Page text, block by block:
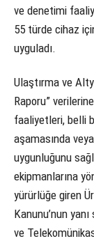
ve denetimi
55 türde cihaz
uyguladı.
Ulaştırma ve
Raporu”
faaliyetleri, belli
aşamasında
uygunluğunu
ekipmanlarına
yürürlüğe giren
Kanunu’nun
ve